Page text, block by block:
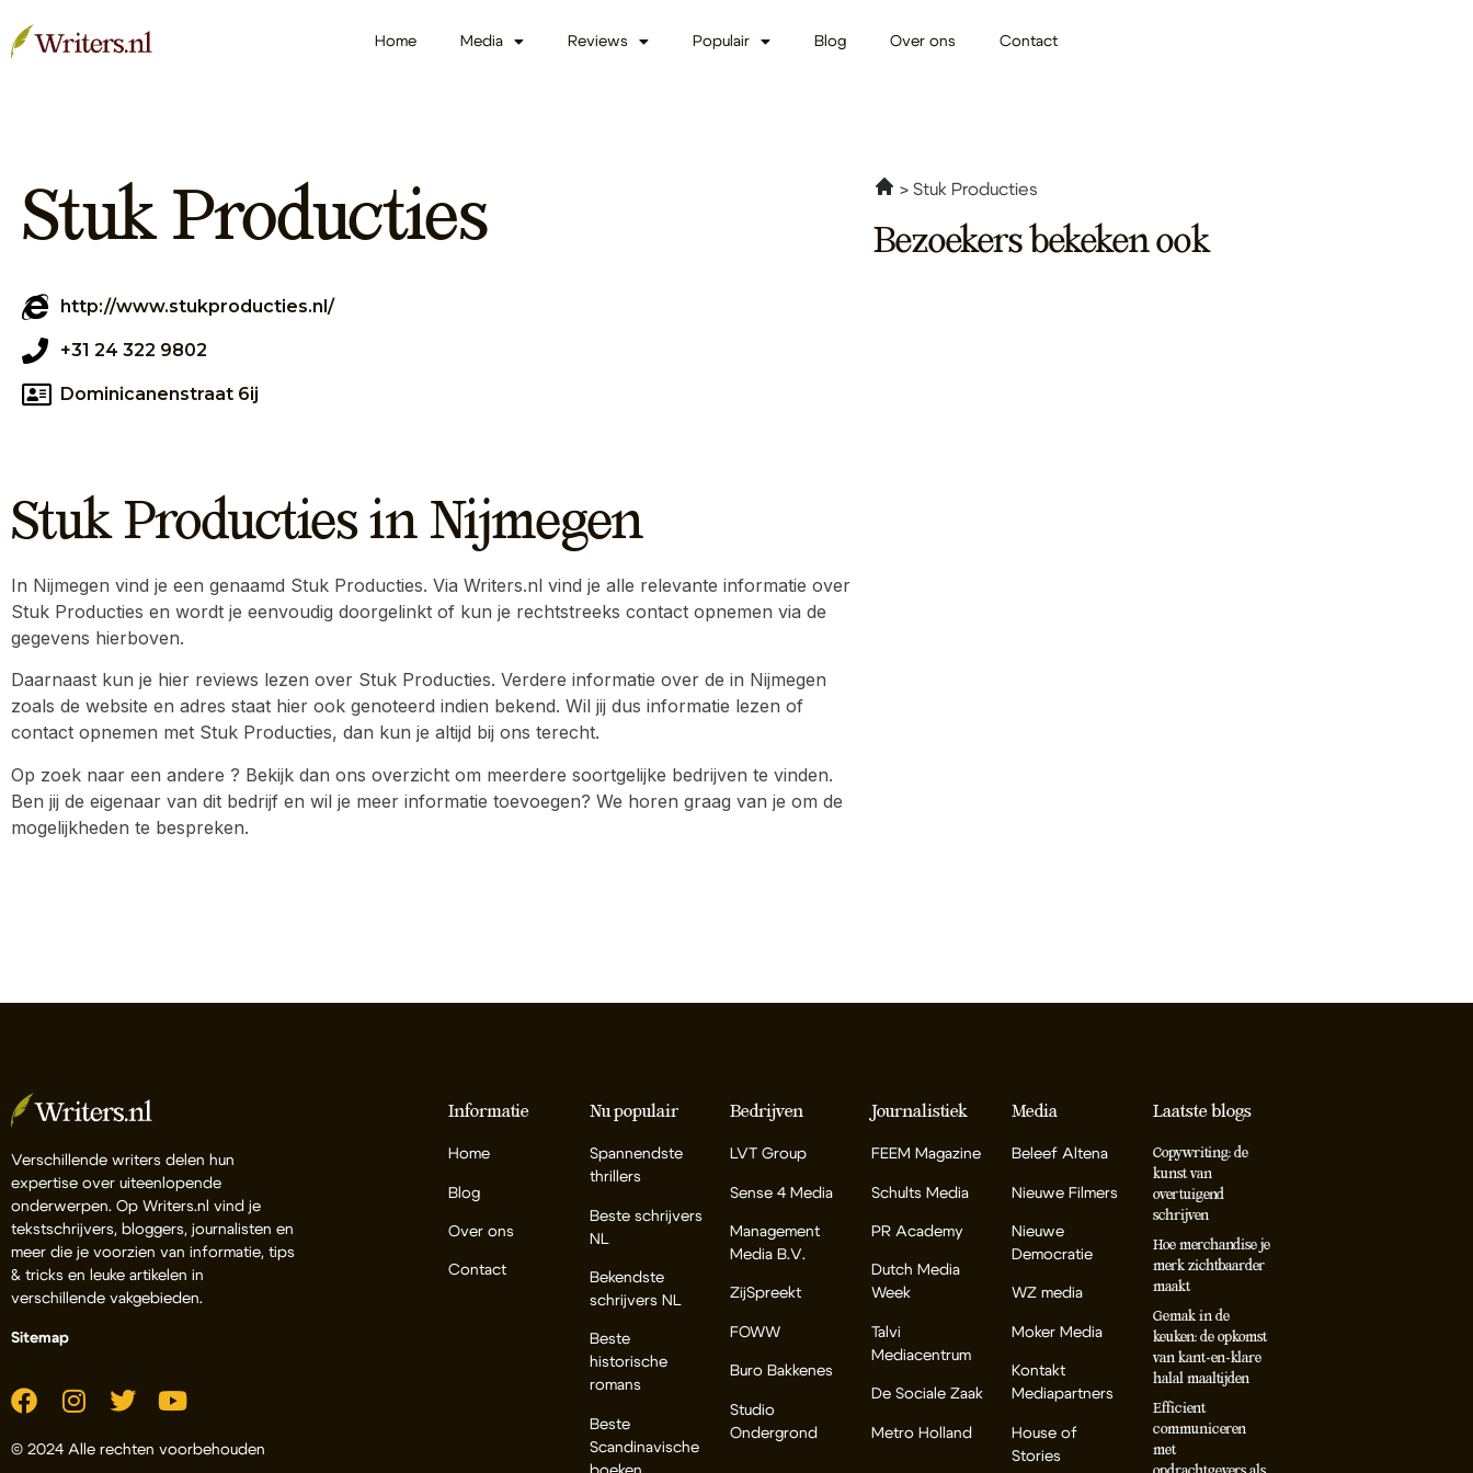
Home Media Reviews Populair Blog Over ons Contact
Stuk Producties
http://www.stukproducties.nl/
+31 24 322 9802
Dominicanenstraat 6ij
Stuk Producties in Nijmegen
In Nijmegen vind je een genaamd Stuk Producties. Via Writers.nl vind je alle relevante informatie over
Stuk Producties en wordt je eenvoudig doorgelinkt of kun je rechtstreeks contact opnemen via de
gegevens hierboven.
Daarnaast kun je hier reviews lezen over Stuk Producties. Verdere informatie over de in Nijmegen
zoals de website en adres staat hier ook genoteerd indien bekend. Wil jij dus informatie lezen of
contact opnemen met Stuk Producties, dan kun je altijd bij ons terecht.
Op zoek naar een andere ? Bekijk dan ons overzicht om meerdere soortgelijke bedrijven te vinden.
Ben jij de eigenaar van dit bedrijf en wil je meer informatie toevoegen? We horen graag van je om de
mogelijkheden te bespreken.
Stuk Producties
Bezoekers bekeken ook
Verschillende writers delen hun
expertise over uiteenlopende
onderwerpen. Op Writers.nl vind je
tekstschrijvers, bloggers, journalisten en
meer die je voorzien van informatie, tips
& tricks en leuke artikelen in
verschillende vakgebieden.
Sitemap
© 2024 Alle rechten voorbehouden
Informatie
Home
Blog
Over ons
Contact
Nu populair
Spannendste
thrillers
Beste schrijvers
NL
Bekendste
schrijvers NL
Beste
historische
romans
Beste
Scandinavische
Bedrijven
LVT Group
Sense 4 Media
Management
Media B.V.
ZijSpreekt
FOWW
Buro Bakkenes
Studio
Ondergrond
Journalistiek
FEEM Magazine
Schults Media
PR Academy
Dutch Media
Week
Talvi
Mediacentrum
De Sociale Zaak
Metro Holland
Media
Beleef Altena
Nieuwe Filmers
Nieuwe
Democratie
WZ media
Moker Media
Kontakt
Mediapartners
House of
Stories
Laatste blogs
Copywriting: de
kunst van
overtuigend
schrijven
Hoe merchandise je
merk zichtbaarder
maakt
Gemak in de
keuken: de opkomst
van kant-en-klare
halal maaltijden
Efficient
communiceren
met